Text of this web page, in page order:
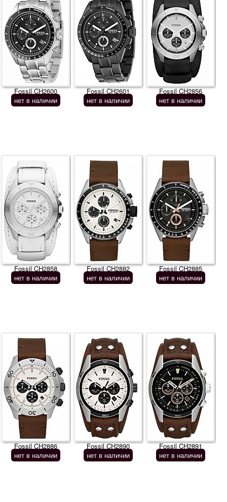
Fossil CH2600
нет в наличии
Fossil CH2601
нет в наличии
Fossil CH2856
нет в наличии
Fossil CH2858
нет в наличии
Fossil CH2882
нет в наличии
Fossil CH2885
нет в наличии
Fossil CH2886
нет в наличии
Fossil CH2890
нет в наличии
Fossil CH2891
нет в наличии